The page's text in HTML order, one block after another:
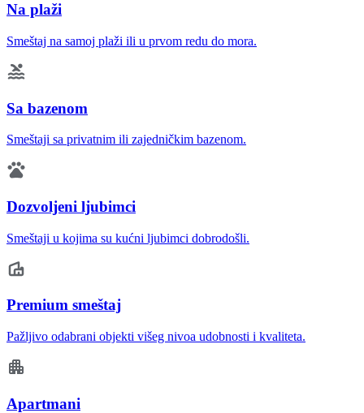
Na plaži
Smeštaj na samoj plaži ili u prvom redu do mora.
Sa bazenom
Smeštaji sa privatnim ili zajedničkim bazenom.
Dozvoljeni ljubimci
Smeštaji u kojima su kućni ljubimci dobrodošli.
Premium smeštaj
Pažljivo odabrani objekti višeg nivoa udobnosti i kvaliteta.
Apartmani